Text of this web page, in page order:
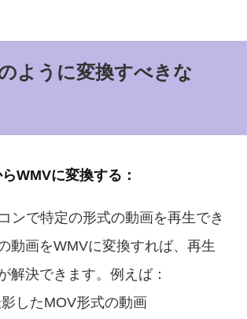
ように変換すべきな
WMVに変換する：
ンで特定の形式の動画を再生でき
動画をWMVに変換すれば、再生
解決できます。例えば：
したMOV形式の動画